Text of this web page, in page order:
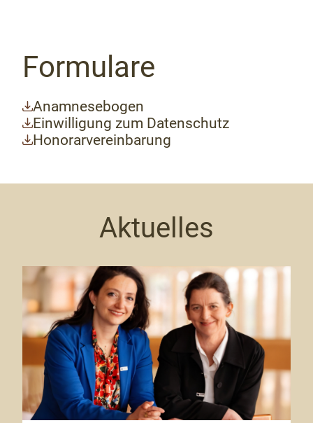
Formulare
Anamnesebogen
Einwilligung zum Datenschutz
Honorarvereinbarung
Aktuelles